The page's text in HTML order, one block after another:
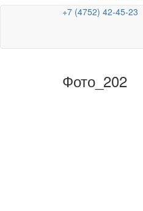
+7 (4752) 42-45-23
Фото_202